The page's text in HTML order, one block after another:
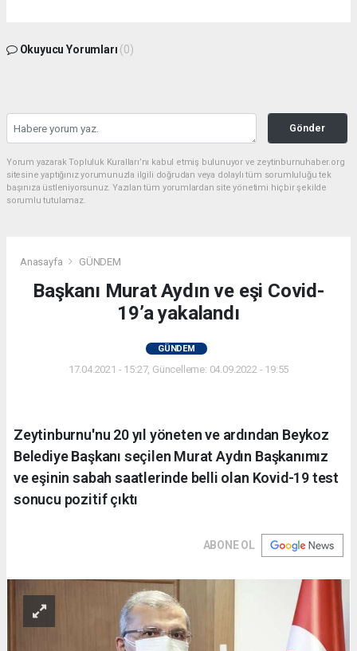
Okuyucu Yorumları (0)
Gönder
Yorum yazarak Topluluk Kuralları’nı kabul etmiş bulunuyor ve zeytinburnuhaber.org
sitesine yaptığınız yorumunuzla ilgili doğrudan veya dolaylı tüm sorumluluğu tek
başınıza üstleniyorsunuz. Yazılan tüm yorumlardan site yönetimi hiçbir şekilde
sorumlu tutulamaz.
Anasayfa GÜNDEM
Başkanı Murat Aydın ve eşi Covid-
19’a yakalandı
GÜNDEM
17.04.2021 - 15:27, Güncelleme: 04.09.2022 - 19:55
Zeytinburnu'nu 20 yıl yöneten ve ardından Beykoz
Belediye Başkanı seçilen Murat Aydın Başkanımız
ve eşinin sabah saatlerinde belli olan Kovid-19 test
sonucu pozitif çıktı
ABONE OL